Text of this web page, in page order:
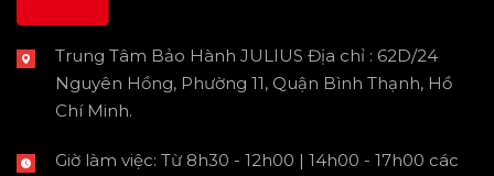
Trung Tâm Bảo Hành JULIUS Địa chỉ : 62D/24
Nguyên Hồng, Phường 11, Quận Bình Thạnh, Hồ
Chí Minh.
Giờ làm việc: Từ 8h30 - 12h00 | 14h00 - 17h00 các